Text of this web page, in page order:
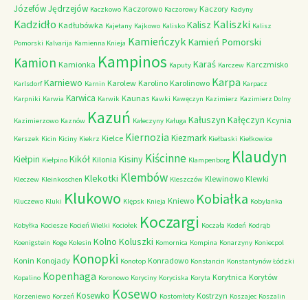
JózefówJędrzejów Kaczkowo Kaczorowo Kaczorowy Kaczory Kadyny
Kadzidło Kadłubówka Kajetany Kajkowo Kalisko Kalisz Kaliszki Kalisz
Pomorski Kalvarija Kamienna Knieja Kamieńczyk Kamień Pomorski
Kamion Kamionka Kampinos Kaputy Karaś Karczew Karczmisko
Karlsdorf Karniewo Karnin Karolew Karolino Karolinowo Karpa Karpacz
Karpniki Karwia Karwica Karwik Kaunas Kawki Kawęczyn Kazimierz Kazimierz Dolny
Kazimierzowo Kaznów Kazuń Kałeczyny Kaługa Kałuszyn Kałęczyn Kcynia
Kerszek Kicin Kiciny Kiekrz Kielce Kiernozia Kiezmark Kiełbaski Kiełkowice
Kiełpin Kiełpino Kikół Kilonia Kisiny Kiścinne Klampenborg Klaudyn
Kleczew Kleinkoschen Klekotki Klembów Kleszczów Klewinowo Klewki
Kluczewo Kluki Klukowo Klępsk Knieja Kniewo Kobiałka Kobylanka
Kobyłka Kociesze Kocień Wielki Kociołek Koczargi Koczała Kodeń Kodrąb
Koenigstein Koge Kolesin Kolno Koluszki Komornica Kompina Konarzyny Koniecpol
Konin Konojady Konopki Konotop Konradowo Konstancin Konstantynów Łódzki
Kopalino Kopenhaga Koronowo Koryciny Koryciska Koryta Korytnica Korytów
Korzeniewo Korzeń Kosewko Kosewo Kostomłoty Kostrzyn Koszajec Koszalin